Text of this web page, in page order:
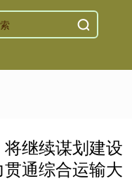
继续谋划建设
通综合运输大